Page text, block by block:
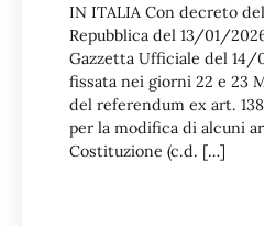
IN ITALIA Con decreto
Repubblica del 13/01/
Gazzetta Ufficiale del 14/
fissata nei giorni 22 e 23
del referendum ex art.
per la modifica di alcuni
Costituzione (c.d. […]